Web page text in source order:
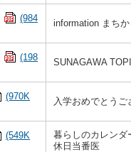
(984
information まち
(198
SUNAGAWA
(970K
入学おめでとうご
(549K
暮らしのカレンダ
休日当番医